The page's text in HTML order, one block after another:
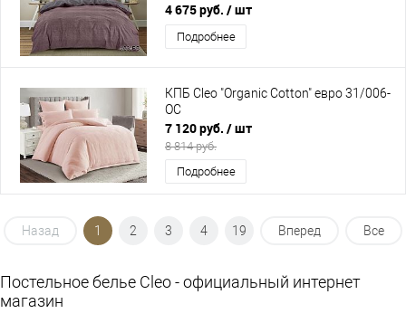
4 675 руб. / шт
Подробнее
КПБ Cleo "Organic Cotton" евро 31/006-
OC
7 120 руб. / шт
8 814 руб.
Подробнее
Назад 1 2 3 4 19 Вперед Все
Постельное белье Cleo - официальный интернет
магазин